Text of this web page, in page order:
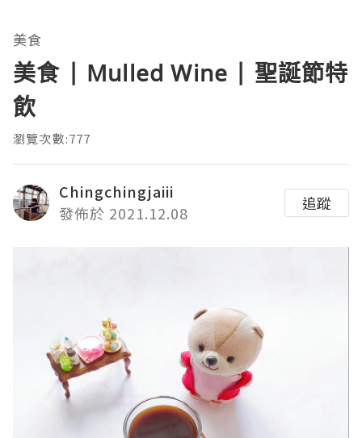
美食
美食 | Mulled Wine | 聖誕節特
飲
瀏覽次數:777
Chingchingjaiii
發佈於 2021.12.08
追蹤